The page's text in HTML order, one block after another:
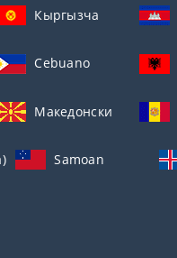
Кыргызча
Cebuano
Македонски
Samoan